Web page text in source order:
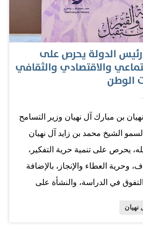
عقب افتتاح معاليه فعاليات حفل
ختام البرامج الصيفية لصندوق الوطن 2025 التي نظمها
صندوق الوطن للاحتفاء بتكريم أكثر من 130 من الفائزين
والبرونزية، والذين قاموا بجهود
والمديرين والمدارس
تكريم عدد من الشركاء والداعمين
الذين تجاوز عددهم أكثر من 96 شريكا، حيث استهل الحفل
بن مبارك على كلمة شكر لكافة…
الدولة يحرص على
والاقتصادي والثقافي
الوطن
بن مبارك آل نهيان وزير التسامح
الشيخ محمد بن زايد آل نهيان
يحرص على تنمية حرية التفكير،
وحرية العطاء والإنجاز، بالإضافة
في الدراسة، والنشأة على
نهيان